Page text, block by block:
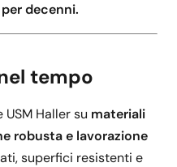
decenni.
tempo
Haller su materiali
robusta e lavorazione
superfici resistenti e